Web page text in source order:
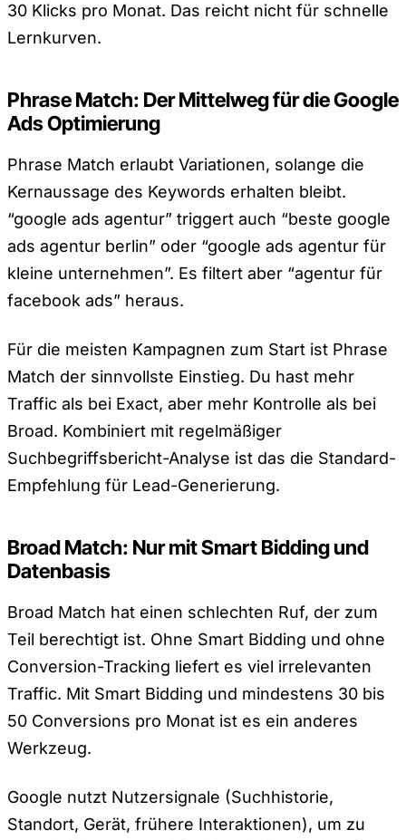
30 Klicks pro Monat. Das reicht nicht für schnelle
Lernkurven.
Phrase Match: Der Mittelweg für die Google
Ads Optimierung
Phrase Match erlaubt Variationen, solange die
Kernaussage des Keywords erhalten bleibt.
“google ads agentur” triggert auch “beste google
ads agentur berlin” oder “google ads agentur für
kleine unternehmen”. Es filtert aber “agentur für
facebook ads” heraus.
Für die meisten Kampagnen zum Start ist Phrase
Match der sinnvollste Einstieg. Du hast mehr
Traffic als bei Exact, aber mehr Kontrolle als bei
Broad. Kombiniert mit regelmäßiger
Suchbegriffsbericht-Analyse ist das die Standard-
Empfehlung für Lead-Generierung.
Broad Match: Nur mit Smart Bidding und
Datenbasis
Broad Match hat einen schlechten Ruf, der zum
Teil berechtigt ist. Ohne Smart Bidding und ohne
Conversion-Tracking liefert es viel irrelevanten
Traffic. Mit Smart Bidding und mindestens 30 bis
50 Conversions pro Monat ist es ein anderes
Werkzeug.
Google nutzt Nutzersignale (Suchhistorie,
Standort, Gerät, frühere Interaktionen), um zu